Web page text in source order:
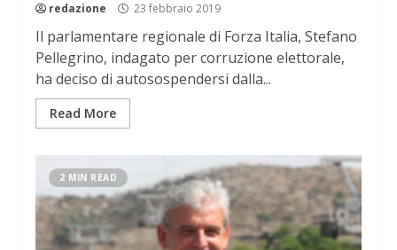
redazione 23 febbraio 2019
Il parlamentare regionale di Forza Italia, Stefano
Pellegrino, indagato per corruzione elettorale,
ha deciso di autosospendersi dalla...
Read More
2 MIN READ